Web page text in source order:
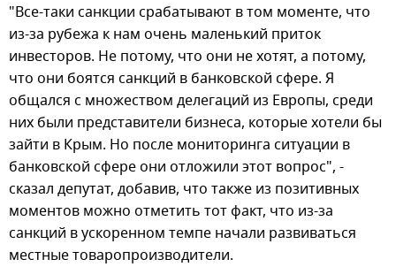
"Все-таки санкции срабатывают в том моменте, что
из-за рубежа к нам очень маленький приток
инвесторов. Не потому, что они не хотят, а потому,
что они боятся санкций в банковской сфере. Я
общался с множеством делегаций из Европы, среди
них были представители бизнеса, которые хотели бы
зайти в Крым. Но после мониторинга ситуации в
банковской сфере они отложили этот вопрос", -
сказал депутат, добавив, что также из позитивных
моментов можно отметить тот факт, что из-за
санкций в ускоренном темпе начали развиваться
местные товаропроизводители.